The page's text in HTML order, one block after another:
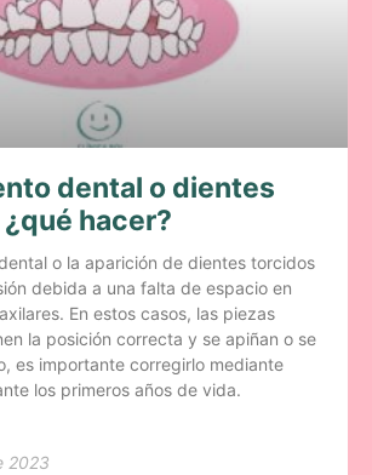
dental o dientes
hacer?
o la aparición de dientes torcidos
debida a una falta de espacio en
En estos casos, las piezas
la posición correcta y se apiñan o se
es importante corregirlo mediante
los primeros años de vida.
2023